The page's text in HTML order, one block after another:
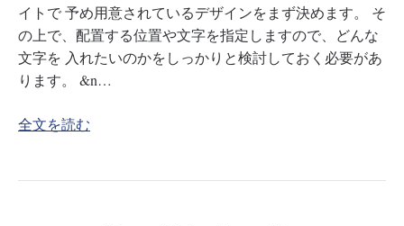
イトで 予め用意されているデザインをまず決めます。 そ
の上で、配置する位置や文字を指定しますので、どんな
文字を 入れたいのかをしっかりと検討しておく必要があ
ります。 &n…
全文を読む